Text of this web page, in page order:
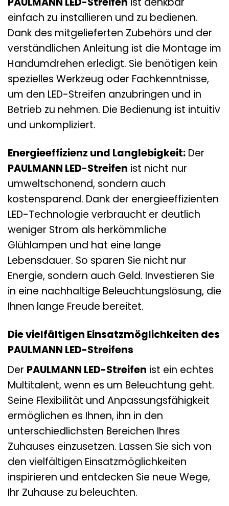
einfach zu installieren und zu bedienen.
Dank des mitgelieferten Zubehörs und der
verständlichen Anleitung ist die Montage im
Handumdrehen erledigt. Sie benötigen kein
spezielles Werkzeug oder Fachkenntnisse,
um den LED-Streifen anzubringen und in
Betrieb zu nehmen. Die Bedienung ist intuitiv
und unkompliziert.
Energieeffizienz und Langlebigkeit: Der
PAULMANN LED-Streifen ist nicht nur
umweltschonend, sondern auch
kostensparend. Dank der energieeffizienten
LED-Technologie verbraucht er deutlich
weniger Strom als herkömmliche
Glühlampen und hat eine lange
Lebensdauer. So sparen Sie nicht nur
Energie, sondern auch Geld. Investieren Sie
in eine nachhaltige Beleuchtungslösung, die
Ihnen lange Freude bereitet.
Die vielfältigen Einsatzmöglichkeiten des
PAULMANN LED-Streifens
Der PAULMANN LED-Streifen ist ein echtes
Multitalent, wenn es um Beleuchtung geht.
Seine Flexibilität und Anpassungsfähigkeit
ermöglichen es Ihnen, ihn in den
unterschiedlichsten Bereichen Ihres
Zuhauses einzusetzen. Lassen Sie sich von
den vielfältigen Einsatzmöglichkeiten
inspirieren und entdecken Sie neue Wege,
Ihr Zuhause zu beleuchten.